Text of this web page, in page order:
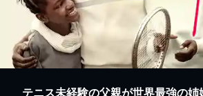
テニス未経験の父親が世界最強の